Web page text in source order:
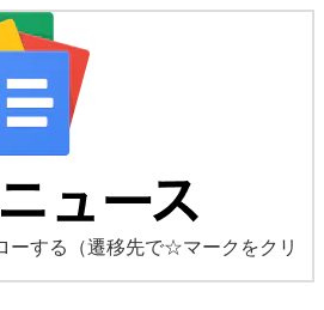
ーする
（遷移先で☆マークをクリ